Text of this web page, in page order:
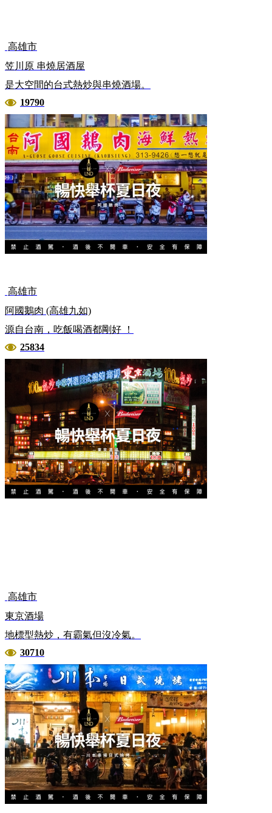
高雄市
笠川原 串燒居酒屋
是大空間的台式熱炒與串燒酒場。
19790
高雄市
阿國鵝肉 (高雄九如)
源自台南，吃飯喝酒都剛好 ！
25834
高雄市
東京酒場
地標型熱炒，有霸氣但沒冷氣。
30710